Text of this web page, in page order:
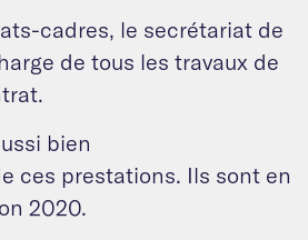
cadres, le secrétariat de
de tous les travaux de
bien
ces prestations. Ils sont en
2020.